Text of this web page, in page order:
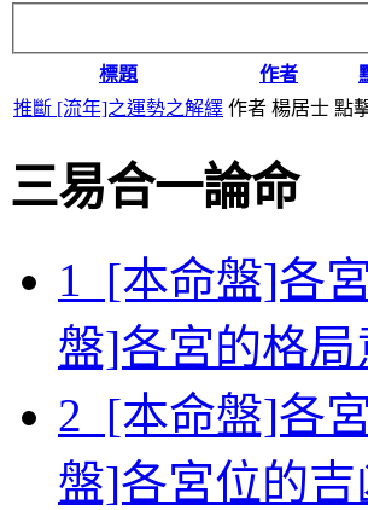
標題 作者
推斷 [流年]之運勢之解繹 作者 楊居士 點
三易合一論命
1 [本命盤]各
盤]各宮的格局
2 [本命盤]各
盤]各宮位的吉